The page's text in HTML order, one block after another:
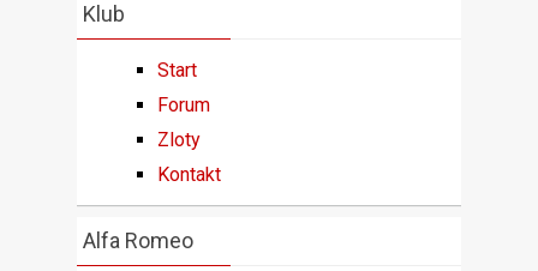
Klub
Start
Forum
Zloty
Kontakt
Alfa Romeo